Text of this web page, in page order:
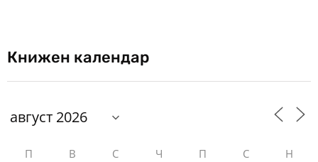
Книжен календар
П В С Ч П С Н